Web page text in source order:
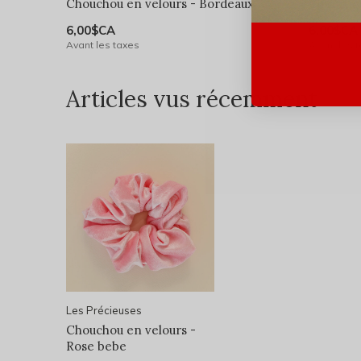
Chouchou en velours - Bordeaux
6,00$CA
Avant les taxes
Articles vus récemment
Les Précieuses
Chouchou en velours -
Rose bebe